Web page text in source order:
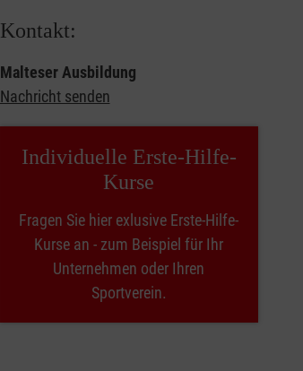
Kontakt:
Malteser Ausbildung
Nachricht senden
Individuelle Erste-Hilfe-
Kurse
Fragen Sie hier exlusive Erste-Hilfe-
Kurse an - zum Beispiel für Ihr
Unternehmen oder Ihren
Sportverein.